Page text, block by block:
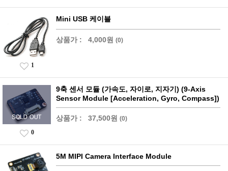
Mini USB 케이블
상품가 : 4,000원 (0)
1
9축 센서 모듈 (가속도, 자이로, 지자기) (9-Axis
Sensor Module [Acceleration, Gyro, Compass])
상품가 : 37,500원 (0)
0
5M MIPI Camera Interface Module